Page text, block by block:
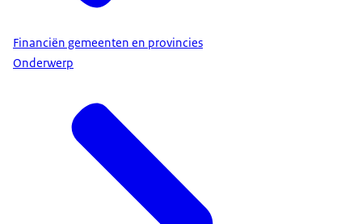
Financiën gemeenten en provincies
Onderwerp